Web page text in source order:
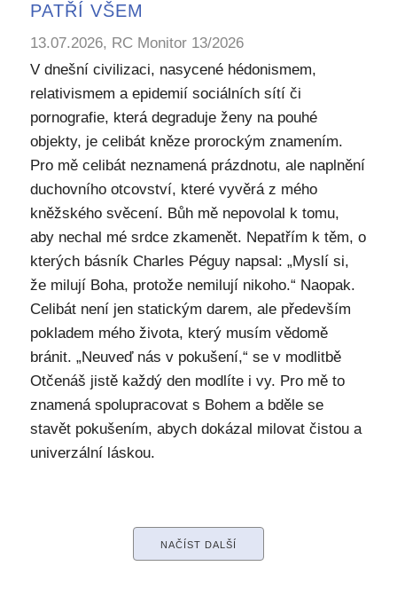
PATŘÍ VŠEM
13.07.2026, RC Monitor 13/2026
V dnešní civilizaci, nasycené hédonismem,
relativismem a epidemií sociálních sítí či
pornografie, která degraduje ženy na pouhé
objekty, je celibát kněze prorockým znamením.
Pro mě celibát neznamená prázdnotu, ale naplnění
duchovního otcovství, které vyvěrá z mého
kněžského svěcení. Bůh mě nepovolal k tomu,
aby nechal mé srdce zkamenět. Nepatřím k těm, o
kterých básník Charles Péguy napsal: „Myslí si,
že milují Boha, protože nemilují nikoho.“ Naopak.
Celibát není jen statickým darem, ale především
pokladem mého života, který musím vědomě
bránit. „Neuveď nás v pokušení,“ se v modlitbě
Otčenáš jistě každý den modlíte i vy. Pro mě to
znamená spolupracovat s Bohem a bděle se
stavět pokušením, abych dokázal milovat čistou a
univerzální láskou.
NAČÍST DALŠÍ